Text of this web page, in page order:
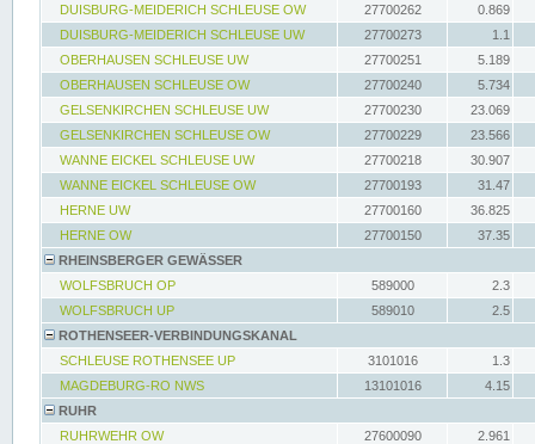
DUISBURG-MEIDERICH SCHLEUSE OW
27700262
0.869
DUISBURG-MEIDERICH SCHLEUSE UW
27700273
1.1
OBERHAUSEN SCHLEUSE UW
27700251
5.189
OBERHAUSEN SCHLEUSE OW
27700240
5.734
GELSENKIRCHEN SCHLEUSE UW
27700230
23.069
GELSENKIRCHEN SCHLEUSE OW
27700229
23.566
WANNE EICKEL SCHLEUSE UW
27700218
30.907
WANNE EICKEL SCHLEUSE OW
27700193
31.47
HERNE UW
27700160
36.825
HERNE OW
27700150
37.35
RHEINSBERGER GEWÄSSER
WOLFSBRUCH OP
589000
2.3
WOLFSBRUCH UP
589010
2.5
ROTHENSEER-VERBINDUNGSKANAL
SCHLEUSE ROTHENSEE UP
3101016
1.3
MAGDEBURG-RO NWS
13101016
4.15
RUHR
RUHRWEHR OW
27600090
2.961